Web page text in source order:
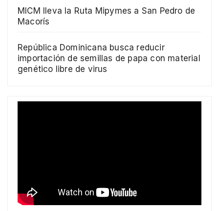
MICM lleva la Ruta Mipymes a San Pedro de
Macorís
República Dominicana busca reducir
importación de semillas de papa con material
genético libre de virus